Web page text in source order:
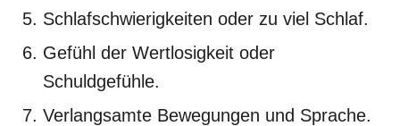
Schlafschwierigkeiten oder zu viel Schlaf.
Gefühl der Wertlosigkeit oder
Schuldgefühle.
Verlangsamte Bewegungen und Sprache.